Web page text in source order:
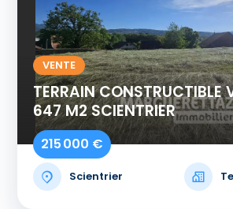
VENTE
TERRAIN CONSTRUCTIBLE
647 M2 SCIENTRIER
215 000 €
Scientrier